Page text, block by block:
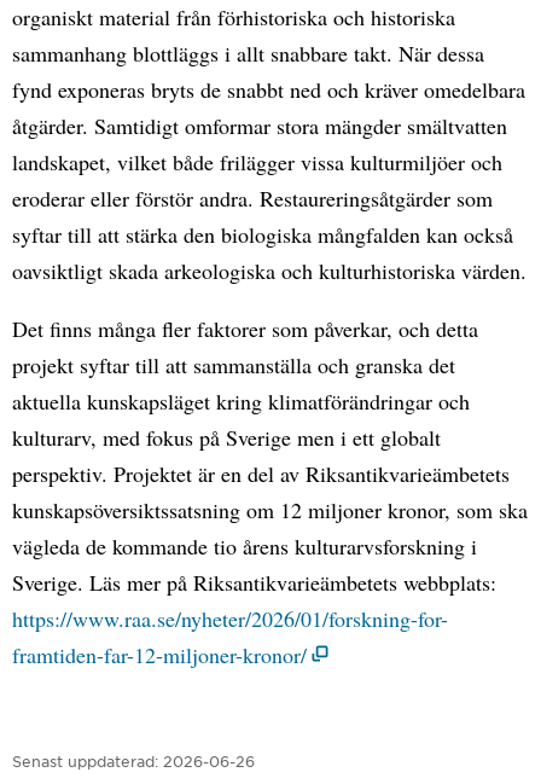
organiskt material från förhistoriska och historiska
sammanhang blottläggs i allt snabbare takt. När dessa
fynd exponeras bryts de snabbt ned och kräver omedelbara
åtgärder. Samtidigt omformar stora mängder smältvatten
landskapet, vilket både frilägger vissa kulturmiljöer och
eroderar eller förstör andra. Restaureringsåtgärder som
syftar till att stärka den biologiska mångfalden kan också
oavsiktligt skada arkeologiska och kulturhistoriska värden.
Det finns många fler faktorer som påverkar, och detta
projekt syftar till att sammanställa och granska det
aktuella kunskapsläget kring klimatförändringar och
kulturarv, med fokus på Sverige men i ett globalt
perspektiv. Projektet är en del av Riksantikvarieämbetets
kunskapsöversiktssatsning om 12 miljoner kronor, som ska
vägleda de kommande tio årens kulturarvsforskning i
Sverige. Läs mer på Riksantikvarieämbetets webbplats:
https://www.raa.se/nyheter/2026/01/forskning-for-
framtiden-far-12-miljoner-kronor/
Senast uppdaterad: 2026-06-26